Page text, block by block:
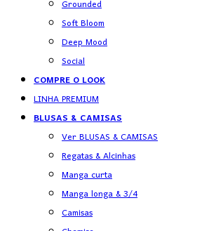
Grounded
Soft Bloom
Deep Mood
Social
COMPRE O LOOK
LINHA PREMIUM
BLUSAS & CAMISAS
Ver BLUSAS & CAMISAS
Regatas & Alcinhas
Manga curta
Manga longa & 3/4
Camisas